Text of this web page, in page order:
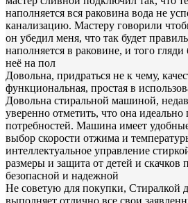
наполняется вся раковина вода не
канализацию. Мастеру говорили
он убедил меня, что так будет
наполняется в раковине, и того гляди
неё на пол
Довольна, придраться не к чему,
функциональная, простая в
Довольна стиральной машиной,
уверенно отметить, что она
потребностей. Машина имеет
выбор скорости отжима и
интеллектуальное управление
размеры и защита от детей и скачков
безопасной и надежной
Не советую для покупки, Стиралкой
выполняет отлично все свои